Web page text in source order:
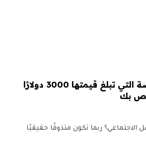
تعرض شاشة الحبر الإلكتروني مقاس 32 بوصة التي تبلغ قيمتها 3000 دولارًا
بك
الاجتماعي؟ ربما تكون متذوقًا حقيقيًا